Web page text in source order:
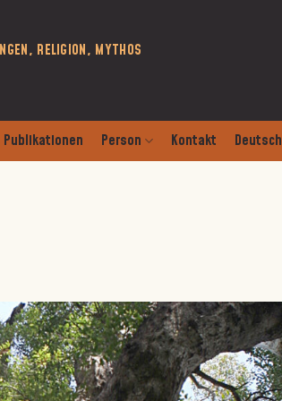
RELIGION, MYTHOS
Publikationen Person Kontakt Deutsch